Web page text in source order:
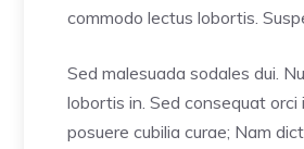
commodo lectus lobortis.
Sed malesuada sodales dui.
lobortis in. Sed consequat
posuere cubilia curae; Nam